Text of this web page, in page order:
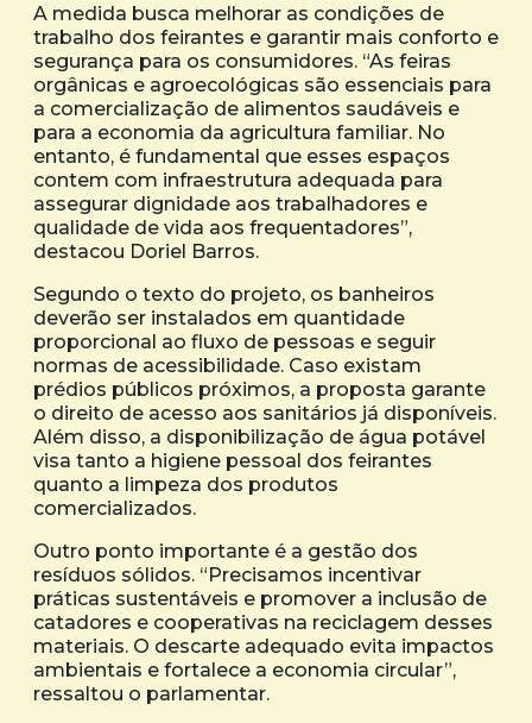
A medida busca melhorar as condições de
trabalho dos feirantes e garantir mais conforto e
segurança para os consumidores. “As feiras
orgânicas e agroecológicas são essenciais para
a comercialização de alimentos saudáveis e
para a economia da agricultura familiar. No
entanto, é fundamental que esses espaços
contem com infraestrutura adequada para
assegurar dignidade aos trabalhadores e
qualidade de vida aos frequentadores”,
destacou Doriel Barros.
Segundo o texto do projeto, os banheiros
deverão ser instalados em quantidade
proporcional ao fluxo de pessoas e seguir
normas de acessibilidade. Caso existam
prédios públicos próximos, a proposta garante
o direito de acesso aos sanitários já disponíveis.
Além disso, a disponibilização de água potável
visa tanto a higiene pessoal dos feirantes
quanto a limpeza dos produtos
comercializados.
Outro ponto importante é a gestão dos
resíduos sólidos. “Precisamos incentivar
práticas sustentáveis e promover a inclusão de
catadores e cooperativas na reciclagem desses
materiais. O descarte adequado evita impactos
ambientais e fortalece a economia circular”,
ressaltou o parlamentar.